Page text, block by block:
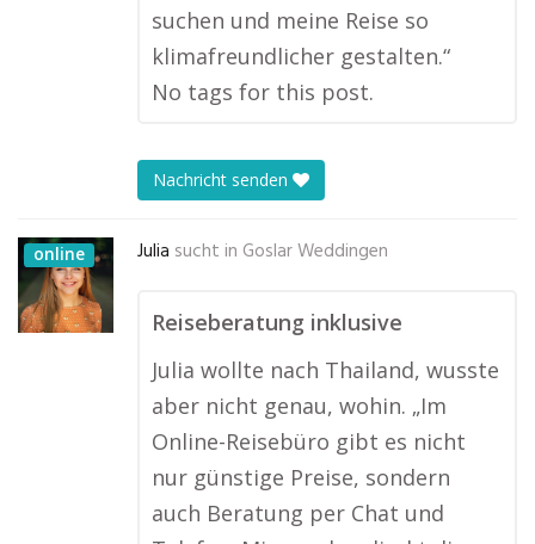
suchen und meine Reise so
klimafreundlicher gestalten.“
No tags for this post.
Nachricht senden
online Julia sucht in Goslar Weddingen
Reiseberatung inklusive
Julia wollte nach Thailand, wusste
aber nicht genau, wohin. „Im
Online-Reisebüro gibt es nicht
nur günstige Preise, sondern
auch Beratung per Chat und